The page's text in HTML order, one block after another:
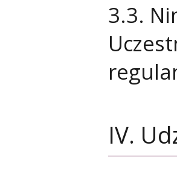
3.3.
IV.